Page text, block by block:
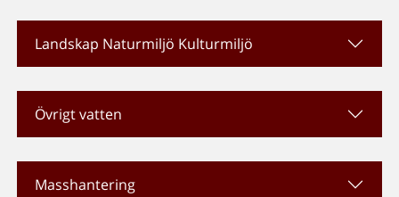
Landskap Naturmiljö Kulturmiljö
Övrigt vatten
Masshantering